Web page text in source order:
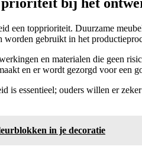
een topprioriteit. Duurzame
gebruikt in het
en materialen die geen
en er wordt gezorgd voor een
is essentieel; ouders willen er
in je decoratie